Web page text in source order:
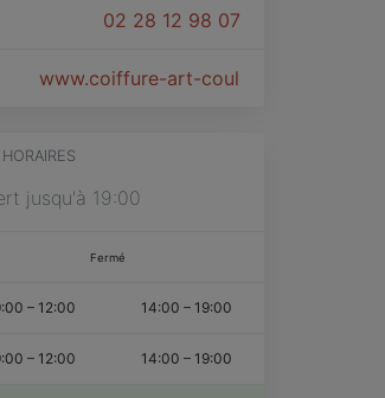
02 28 12 98 07
www.coiffure-art-couleurs.fr
HORAIRES
jusqu'à 19:00
Fermé
– 12:00 14:00 – 19:00
– 12:00 14:00 – 19:00